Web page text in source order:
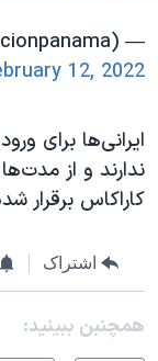
— Migración Panamá (@migracionpanama)
12, 2022
ایرانی‌ها برای
ندارند و از
کاراکاس برقرار
اشتراک
همچنبن ببینید: